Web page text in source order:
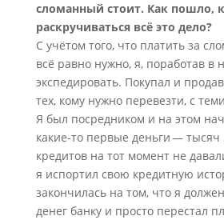
сломанный стоит. Как пошло,
раскручиваться всё это дело?
С учётом того, что платить за
всё равно нужно, я, поработав в
экспедировать. Покупал и
тех, кому нужно перевезти, с
Я был посредником и на этом
какие-то первые деньги —
кредитов на тот момент не
я испортил свою кредитную
закончилась на том, что я
денег банку и просто перестал